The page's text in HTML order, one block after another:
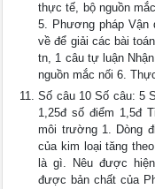
thực tế, bộ nguồn
5. Phương pháp Vận
về để giải các bài
tn, 1 câu tự luận
nguồn mắc nối 6.
Số câu 10 Số câu: 5
1,25đ số điểm 1,5đ
môi trường 1. Dòng
của kim loại tăng
là gì. Nêu được
được bản chất của